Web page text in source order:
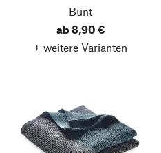
Bunt
ab 8,90 €
+ weitere Varianten